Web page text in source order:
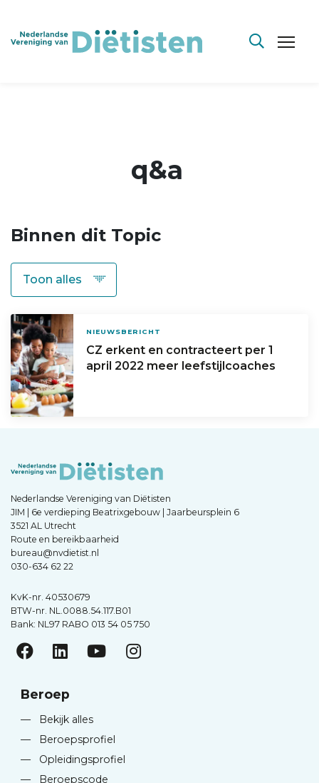
q&a
Binnen dit Topic
NIEUWSBERICHT
CZ erkent en contracteert per 1
april 2022 meer leefstijlcoaches
Nederlandse Vereniging van Diëtisten
JIM | 6e verdieping Beatrixgebouw | Jaarbeursplein 6
3521 AL Utrecht
Route en bereikbaarheid
bureau@nvdietist.nl
030-634 62 22
KvK-nr. 40530679
BTW-nr. NL.0088.54.117.B01
Bank: NL97 RABO 013 54 05 750
Beroep
—
Bekijk alles
—
Beroepsprofiel
—
Opleidingsprofiel
—
Beroepscode